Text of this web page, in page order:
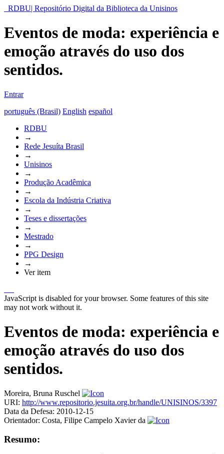
RDBU| Repositório Digital da Biblioteca da Unisinos
Eventos de moda: experiência e
emoção através do uso dos
sentidos.
Entrar
português (Brasil) English español
RDBU
→
Rede Jesuíta Brasil
→
Unisinos
→
Produção Acadêmica
→
Escola da Indústria Criativa
→
Teses e dissertações
→
Mestrado
→
PPG Design
→
Ver item
JavaScript is disabled for your browser. Some features of this site
may not work without it.
Eventos de moda: experiência e
emoção através do uso dos
sentidos.
Moreira, Bruna Ruschel
URI: http://www.repositorio.jesuita.org.br/handle/UNISINOS/3397
Data da Defesa: 2010-12-15
Orientador: Costa, Filipe Campelo Xavier da
Resumo: